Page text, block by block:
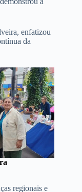
enfatizou
da
regionais e